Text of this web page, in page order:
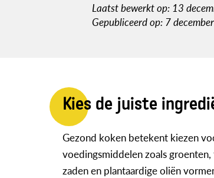
Laatst bewerkt op: 13
Gepubliceerd op: 7
Kies de juiste
Gezond koken betekent kiezen
voedingsmiddelen zoals
zaden en plantaardige oliën